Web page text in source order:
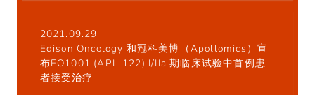
2021.09.29
Edison Oncology 和冠科美博（Apollomics）宣
布EO1001 (APL-122) I/IIa 期临床试验中首例患
者接受治疗